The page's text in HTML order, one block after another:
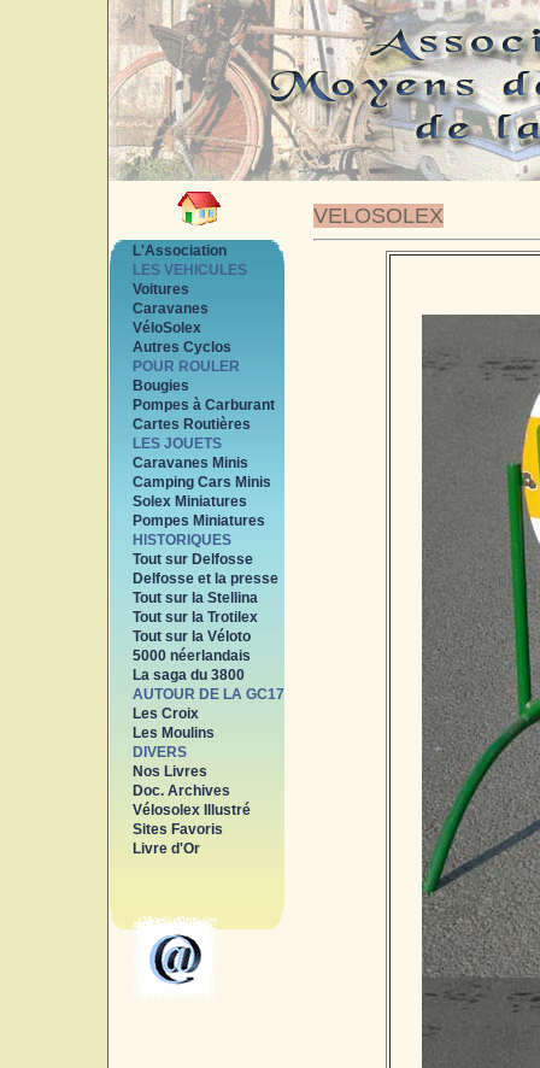
VELOSOLEX
L'Association
LES VEHICULES
Voitures
Caravanes
VéloSolex
Autres Cyclos
POUR ROULER
Bougies
Pompes à Carburant
Cartes Routières
LES JOUETS
Caravanes Minis
Camping Cars Minis
Solex Miniatures
Pompes Miniatures
HISTORIQUES
Tout sur Delfosse
Delfosse et la presse
Tout sur la Stellina
Tout sur la Trotilex
Tout sur la Véloto
5000 néerlandais
La saga du 3800
AUTOUR DE LA GC17
Les Croix
Les Moulins
DIVERS
Nos Livres
Doc. Archives
Vélosolex Illustré
Sites Favoris
Livre d'Or